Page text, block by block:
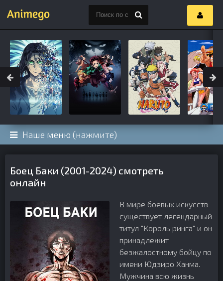
Наше меню (нажмите)
Боец Баки (2001-2024) смотреть
онлайн
В мире боевых искусств
существует легендарный
титул "Король ринга" и он
принадлежит
безжалостному бойцу по
имени Юдзиро Ханма.
Мужчина всю жизнь